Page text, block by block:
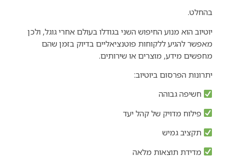
בהחלט.
יוטיוב הוא מנוע החיפוש השני בגודלו בעולם אחרי גוגל, ולכן
מאפשר להגיע ללקוחות פוטנציאליים בדיוק בזמן שהם
מחפשים מידע, מוצרים או שירותים.
יתרונות הפרסום ביוטיוב:
חשיפה גבוהה
פילוח מדויק של קהל יעד
תקציב גמיש
מדידת תוצאות מלאה